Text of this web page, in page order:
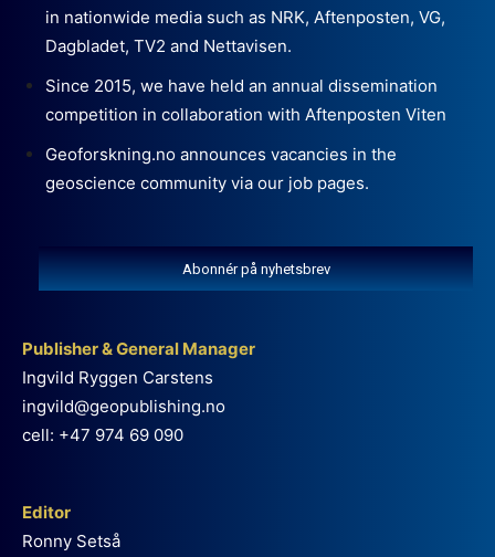
in nationwide media such as NRK, Aftenposten, VG,
Dagbladet, TV2 and Nettavisen.
Since 2015, we have held an annual dissemination
competition in collaboration with Aftenposten Viten
Geoforskning.no announces vacancies in the
geoscience community via our job pages.
Abonnér på nyhetsbrev
Publisher & General Manager
Ingvild Ryggen Carstens
ingvild@geopublishing.no
cell: +47 974 69 090
Editor
Ronny Setså